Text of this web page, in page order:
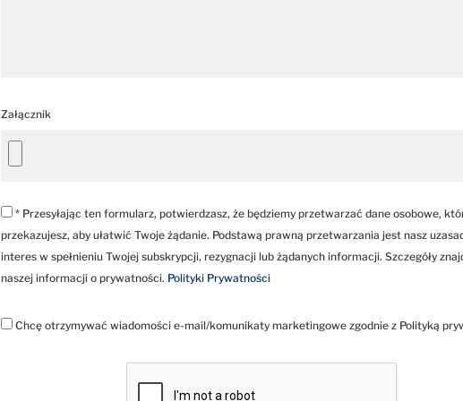
Załącznik
* Przesyłając ten formularz, potwierdzasz, że będziemy przetwarzać dane osobowe,
przekazujesz, aby ułatwić Twoje żądanie. Podstawą prawną przetwarzania jest nasz
interes w spełnieniu Twojej subskrypcji, rezygnacji lub żądanych informacji. Szczegóły
naszej informacji o prywatności. Polityki Prywatności
Chcę otrzymywać wiadomości e-mail/komunikaty marketingowe zgodnie z Polityką